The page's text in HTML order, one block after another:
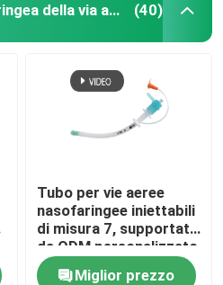
Metropolitana rinofaringea della via aerea (40)
Tubo per vie aeree
nasofaringee iniettabili
di misura 7, supportato
da ODM personalizzato
Miglior prezzo